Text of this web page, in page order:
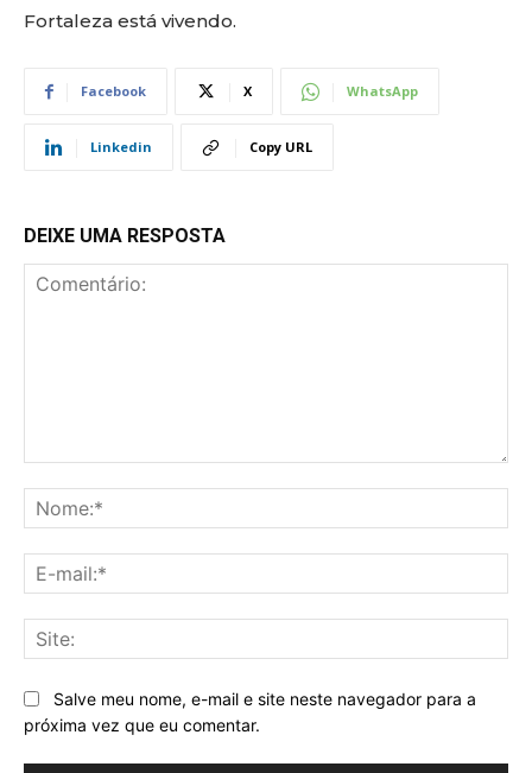
Fortaleza está vivendo.
Facebook X WhatsApp
Linkedin Copy URL
DEIXE UMA RESPOSTA
Salve meu nome, e-mail e site neste navegador para a
próxima vez que eu comentar.